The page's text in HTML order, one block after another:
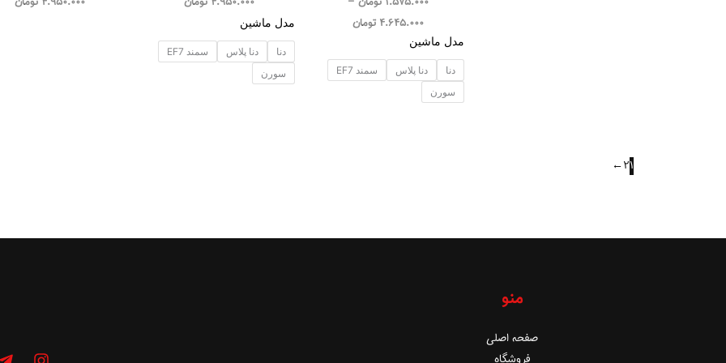
4.645.000 تومان
مدل ماشین
دنا دنا پلاس
سمند EF7
سورن
مدل ماشین
دنا دنا پلاس
سمند EF7
سورن
1
2
←
منو
صفحه اصلی